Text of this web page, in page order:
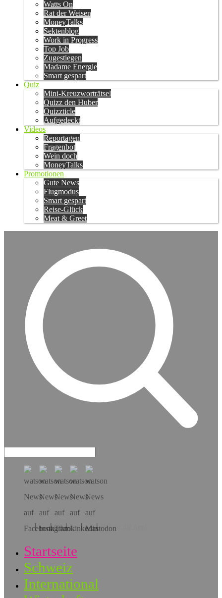
Watts On
Rat der Weisen
MoneyTalks
Sektenblog
Work in Progress
Top Job
Zugestiegen
Madame Energie
Smart gespart
Quiz
Mini-Kreuzworträtsel
Quizz den Huber
Quizzticle
Aufgedeckt
Videos
Reportagen
Fragenbot
Wein doch
MoneyTalks
Promotionen
Gute News
Flugmodus
Smart gespart
Reise-Glück
Meat & Greet
Hol dir die App!
Startseite
Schweiz
International